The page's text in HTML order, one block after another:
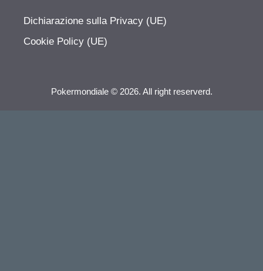
Dichiarazione sulla Privacy (UE)
Cookie Policy (UE)
Pokermondiale © 2026. All right reserverd.